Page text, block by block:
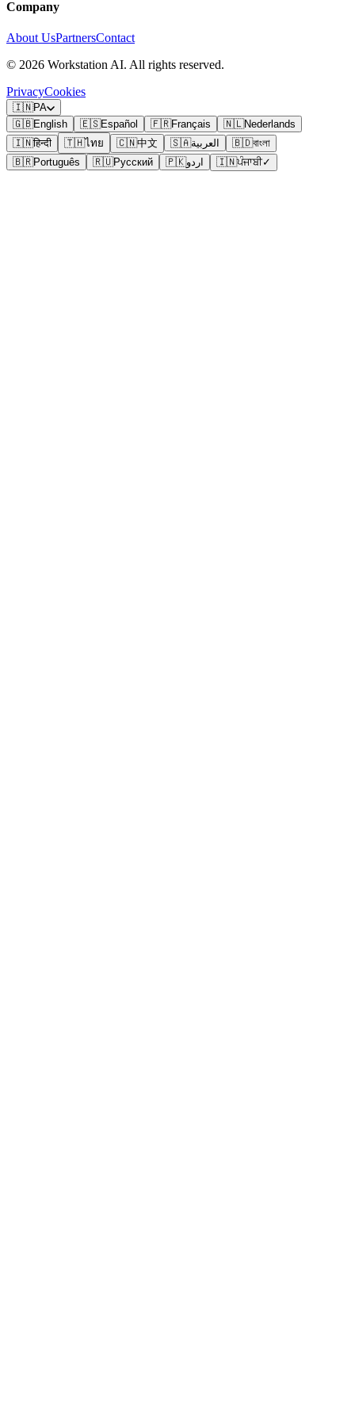
Company
About UsPartnersContact
© 2026 Workstation AI. All rights reserved.
PrivacyCookies
🇮🇳PA
🇬🇧English 🇪🇸Español 🇫🇷Français 🇳🇱Nederlands
🇮🇳हिन्दी 🇹🇭ไทย 🇨🇳中文 🇸🇦العربية 🇧🇩বাংলা
🇧🇷Português 🇷🇺Русский 🇵🇰اردو 🇮🇳ਪੰਜਾਬੀ✓